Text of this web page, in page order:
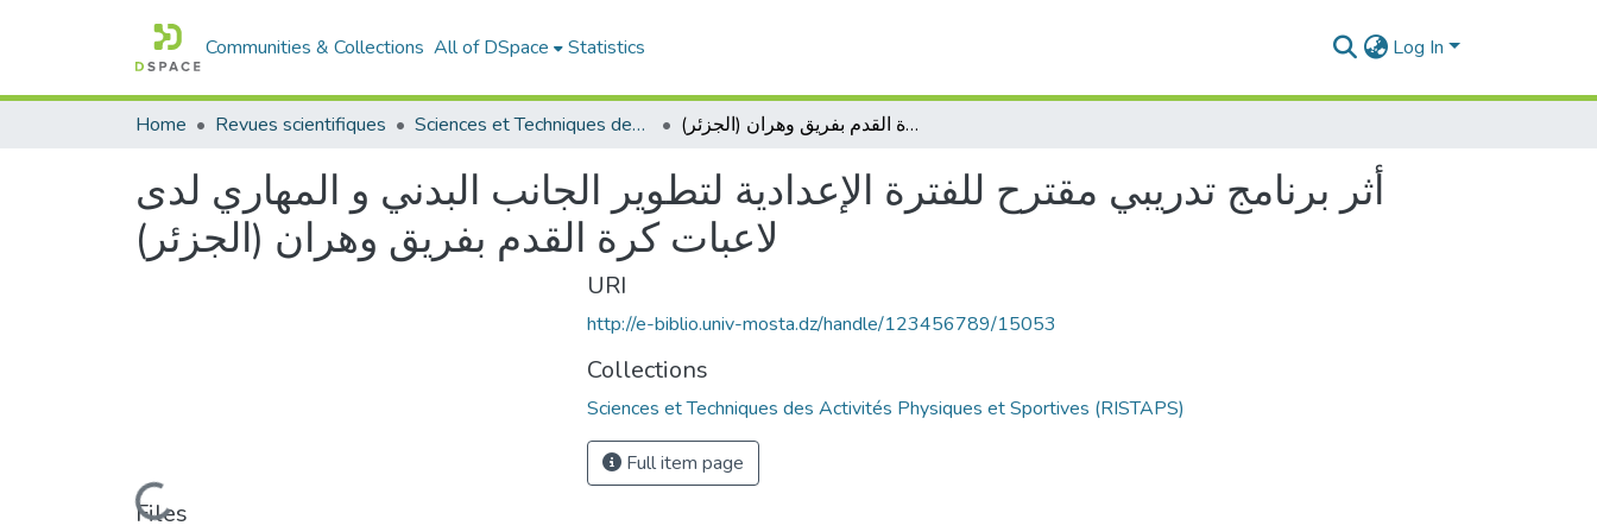
Communities & Collections All of DSpace Statistics Log In
Home Revues scientifiques Sciences et Techniques des Activités Physiques et Sportives (RISTAPS) أثر برنامج تدريبي مقترح للفترة الإعدادية لتطوير الجانب البدني و المهاري لدى لاعبات كرة القدم بفريق وهران (الجزئر)
أثر برنامج تدريبي مقترح للفترة الإعدادية لتطوير الجانب البدني و المهاري لدى
لاعبات كرة القدم بفريق وهران (الجزئر)
Files
URI
http://e-biblio.univ-mosta.dz/handle/123456789/15053
Collections
Sciences et Techniques des Activités Physiques et Sportives (RISTAPS)
Full item page